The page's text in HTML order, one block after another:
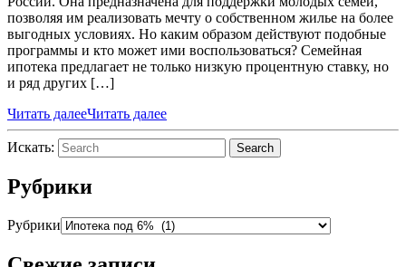
позволяя им реализовать мечту о собственном жилье на более
выгодных условиях. Но каким образом действуют подобные
программы и кто может ими воспользоваться? Семейная
ипотека предлагает не только низкую процентную ставку, но
и ряд других […]
Читать далееЧитать далее
Искать: Search
Рубрики
Рубрики